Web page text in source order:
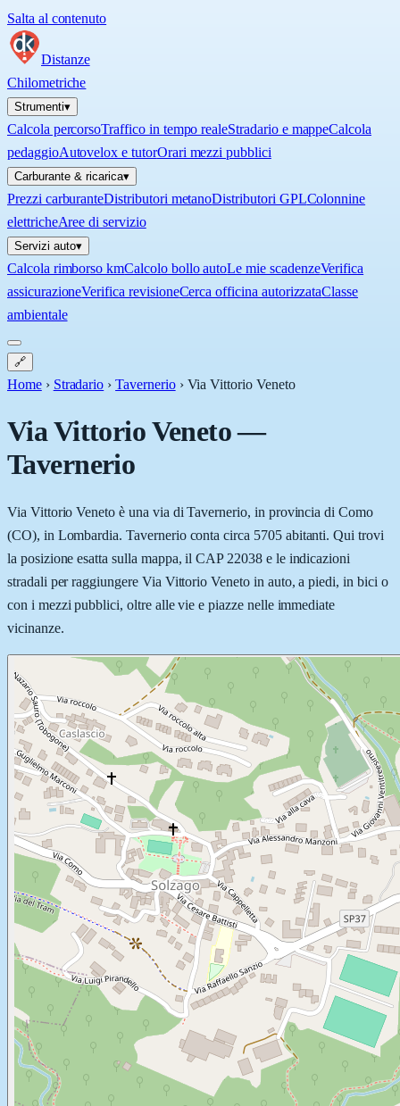
Salta al contenuto
Distanze
Chilometriche
Strumenti▾
Calcola percorsoTraffico in tempo realeStradario e mappeCalcola
pedaggioAutovelox e tutorOrari mezzi pubblici
Carburante & ricarica▾
Prezzi carburanteDistributori metanoDistributori GPLColonnine
elettricheAree di servizio
Servizi auto▾
Calcola rimborso kmCalcolo bollo autoLe mie scadenzeVerifica
assicurazioneVerifica revisioneCerca officina autorizzataClasse
ambientale
🔗
Home › Stradario › Tavernerio › Via Vittorio Veneto
Via Vittorio Veneto—
Tavernerio
Via Vittorio Veneto è una via di Tavernerio, in provincia di Como
(CO), in Lombardia. Tavernerio conta circa 5705 abitanti. Qui trovi
la posizione esatta sulla mappa, il CAP 22038 e le indicazioni
stradali per raggiungere Via Vittorio Veneto in auto, a piedi, in bici o
con i mezzi pubblici, oltre alle vie e piazze nelle immediate
vicinanze.